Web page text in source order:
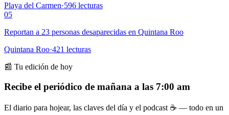
Playa del Carmen·596 lecturas
05
Reportan a 23 personas desaparecidas en Quintana Roo
Quintana Roo·421 lecturas
📰 Tu edición de hoy
Recibe el periódico de mañana a las 7:00 am
El diario para hojear, las claves del día y el podcast ☕ — todo en un